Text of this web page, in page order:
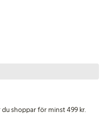
shoppar för minst 499 kr.